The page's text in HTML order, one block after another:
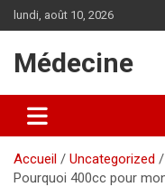
l
c
lundi, août 10, 2026
Médecine
Accueil
Uncategorized
Pourquoi 400cc pour